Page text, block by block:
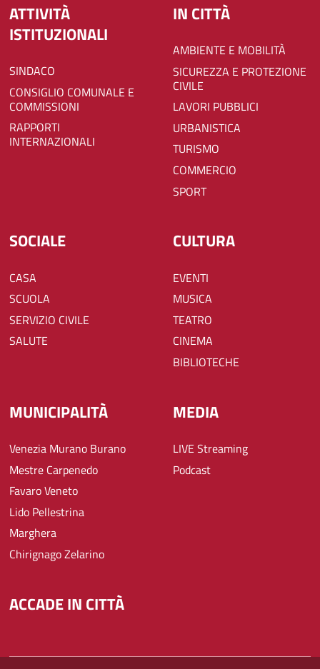
ATTIVITÀ
ISTITUZIONALI
SINDACO
CONSIGLIO COMUNALE E
COMMISSIONI
RAPPORTI
INTERNAZIONALI
IN CITTÀ
AMBIENTE E MOBILITÀ
SICUREZZA E PROTEZIONE
CIVILE
LAVORI PUBBLICI
URBANISTICA
TURISMO
COMMERCIO
SPORT
SOCIALE
CASA
SCUOLA
SERVIZIO CIVILE
SALUTE
CULTURA
EVENTI
MUSICA
TEATRO
CINEMA
BIBLIOTECHE
MUNICIPALITÀ
Venezia Murano Burano
Mestre Carpenedo
Favaro Veneto
Lido Pellestrina
Marghera
Chirignago Zelarino
MEDIA
LIVE Streaming
Podcast
ACCADE IN CITTÀ